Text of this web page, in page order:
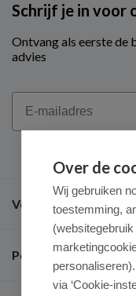
Schrijf je in voor
Ontvang als eerste de
advies
Email
Veel gestelde vragen
Populaire merken
Over de
Wij gebruiken
toestemming,
via ‘Cookie-